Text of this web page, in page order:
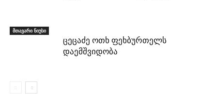
მთავარი ნიუსი
ცეცაძე ოთხ ფეხბურთელს
დაემშვიდობა